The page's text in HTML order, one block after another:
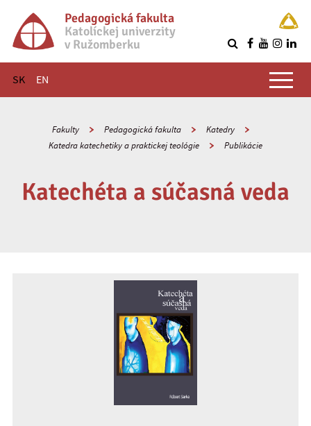
Pedagogická fakulta
Katolíckej univerzity
v Ružomberku
SK EN
Hlavné menu
Fakulty Pedagogická fakulta
Katedry
Katedra katechetiky a praktickej teológie
Publikácie
Katechéta a súčasná veda